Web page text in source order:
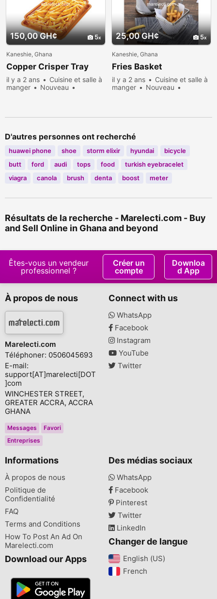
150,00 GH¢ 5
Kaneshie, Ghana
Copper Crisper Tray
il y a 2 ans
Cuisine et salle à
manger
Nouveau
25,00 GH¢ 5
Kaneshie, Ghana
Fries Basket
il y a 2 ans
Cuisine et salle à
manger
Nouveau
D'autres personnes ont recherché
huawei phone shoe storm elixir hyundai
bicycle
butt
ford audi tops food
turkish eyebracelet
viagra
canola brush denta boost meter
Résultats de la recherche - Marelecti.com - Buy
and Sell Online in Ghana and beyond
Êtes-vous un vendeur
professionnel ?
Créer un
compte
Downloa
d App
À propos de nous
Marelecti.com
Téléphoner: 0506045693
E-mail:
support[AT]marelecti[DOT
]com
WINCHESTER STREET,
GREATER ACCRA, ACCRA
GHANA
Messages
Favori
Entreprises
Connect with us
WhatsApp
Facebook
Instagram
YouTube
Twitter
Informations
À propos de nous
Politique de
Confidentialité
FAQ
Terms and Conditions
How To Post An Ad On
Marelecti.com
Download our Apps
Des médias sociaux
WhatsApp
Facebook
Pinterest
Twitter
LinkedIn
Changer de langue
English (US)‎
French‎